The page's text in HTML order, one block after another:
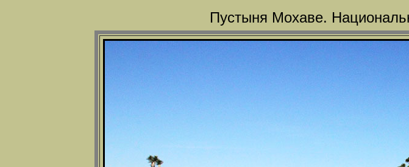
Пустыня Мохаве.